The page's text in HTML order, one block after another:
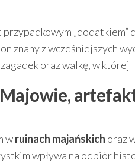
znany z wcześniejszych
oraz walkę, w której
Majowie,
wruinach majańskich oraz
wpływa na odbiór